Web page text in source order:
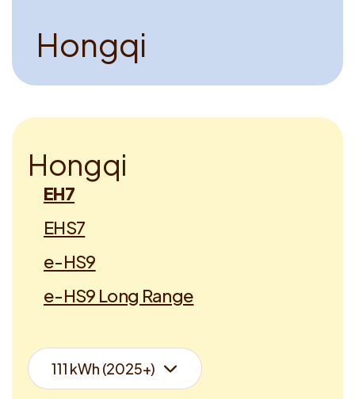
Hongqi
Hongqi
EH7
EHS7
e-HS9
e-HS9 Long Range